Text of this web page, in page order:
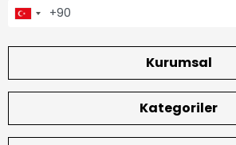
Kurumsal
Kategoriler